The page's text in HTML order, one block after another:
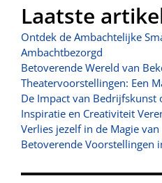
Laatste
Ontdek de Ambachtelijke
Ambachtbezorgd
Betoverende Wereld van
Theatervoorstellingen: Een
De Impact van Bedrijfskunst
Inspiratie en Creativiteit
Verlies jezelf in de Magie
Betoverende Voorstellingen